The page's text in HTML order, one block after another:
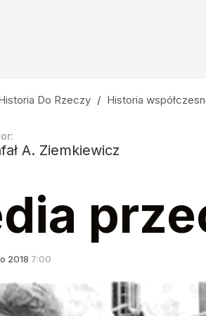
Historia Do Rzeczy / Historia
A. Ziemkiewicz
2018 7:00